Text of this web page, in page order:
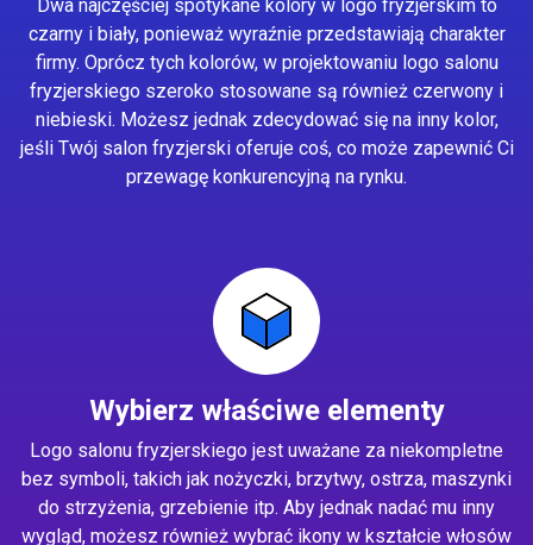
Dwa najczęściej spotykane kolory w logo fryzjerskim to
czarny i biały, ponieważ wyraźnie przedstawiają charakter
firmy. Oprócz tych kolorów, w projektowaniu logo salonu
fryzjerskiego szeroko stosowane są również czerwony i
niebieski. Możesz jednak zdecydować się na inny kolor,
jeśli Twój salon fryzjerski oferuje coś, co może zapewnić Ci
przewagę konkurencyjną na rynku.
Wybierz właściwe elementy
Logo salonu fryzjerskiego jest uważane za niekompletne
bez symboli, takich jak nożyczki, brzytwy, ostrza, maszynki
do strzyżenia, grzebienie itp. Aby jednak nadać mu inny
wygląd, możesz również wybrać ikony w kształcie włosów